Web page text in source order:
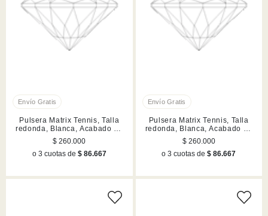
Pulsera Matrix Tennis, Talla
redonda, Blanca, Acabado en
tono oro
$ 260.000
o 3 cuotas de $ 86.667
Pulsera Matrix Tennis, Talla
redonda, Blanca, Acabado en
tono oro rosa
$ 260.000
o 3 cuotas de$ 86.667